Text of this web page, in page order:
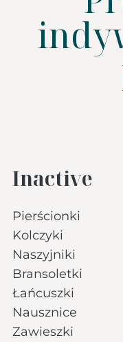
Inactive
Pierścionki
Kolczyki
Naszyjniki
Bransoletki
Łańcuszki
Nausznice
Zawieszki